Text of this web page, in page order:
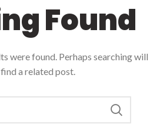
Found
were found. Perhaps searching will
a related post.